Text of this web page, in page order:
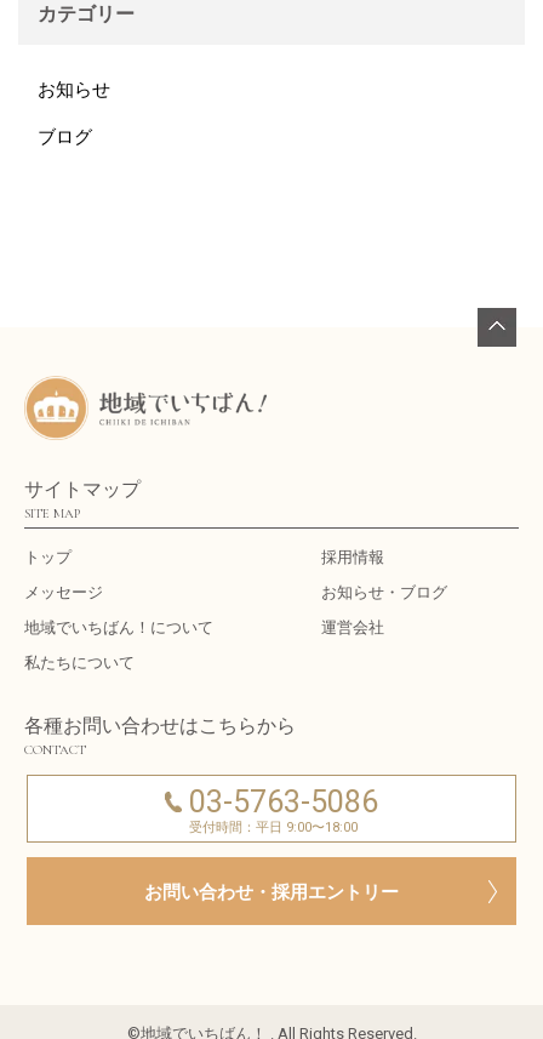
カテゴリー
お知らせ
ブログ
サイトマップ
SITE MAP
トップ
採用情報
メッセージ
お知らせ・ブログ
地域でいちばん！について
運営会社
私たちについて
各種お問い合わせはこちらから
CONTACT
03-5763-5086
受付時間：平日 9:00〜18:00
お問い合わせ・採用エントリー
©地域でいちばん！ . All Rights Reserved.